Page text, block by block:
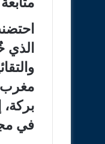
الذي
مغرب
في